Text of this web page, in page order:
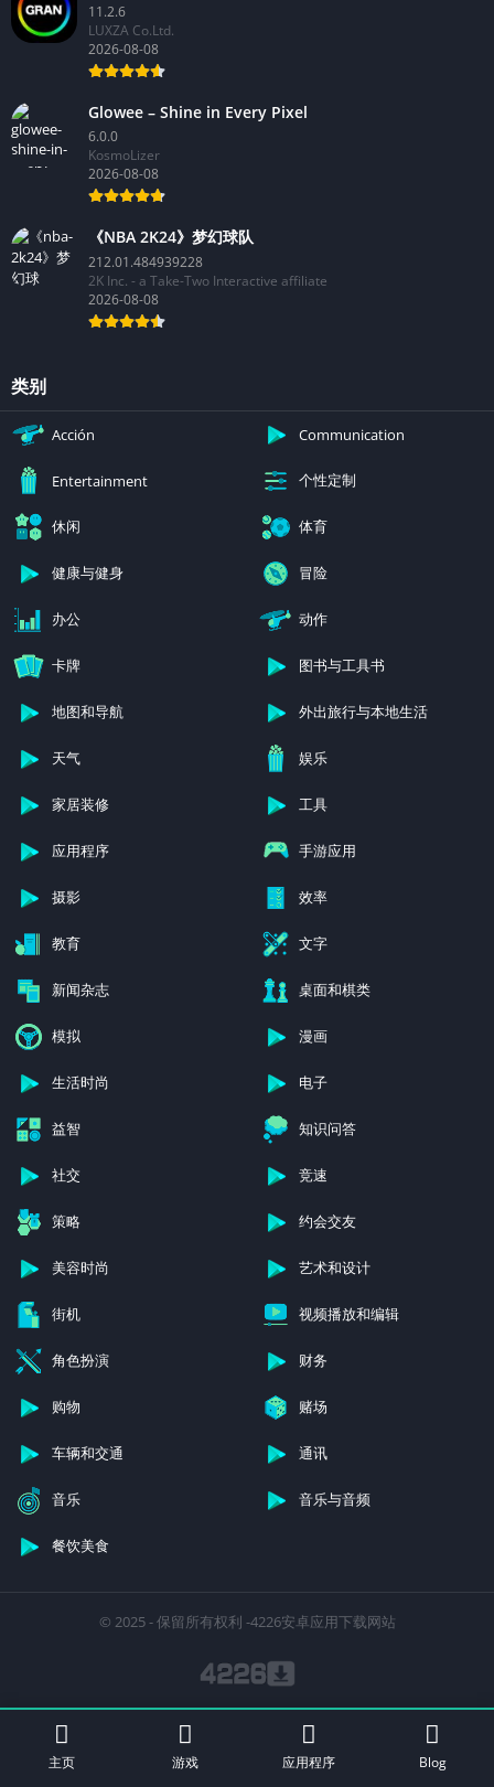
11.2.6
LUXZA Co.Ltd.
2026-08-08
Glowee – Shine in Every Pixel
6.0.0
KosmoLizer
2026-08-08
《NBA 2K24》梦幻球队
212.01.484939228
2K Inc. - a Take-Two Interactive affiliate
2026-08-08
类别
Acción Communication
Entertainment 个性定制
休闲 体育
健康与健身 冒险
办公 动作
卡牌 图书与工具书
地图和导航 外出旅行与本地生活
天气 娱乐
家居装修 工具
应用程序 手游应用
摄影 效率
教育 文字
新闻杂志 桌面和棋类
模拟 漫画
生活时尚 电子
益智 知识问答
社交 竞速
策略 约会交友
美容时尚 艺术和设计
街机 视频播放和编辑
角色扮演 财务
购物 赌场
车辆和交通 通讯
音乐 音乐与音频
餐饮美食
© 2025 - 保留所有权利 -4226安卓应用下载网站
主页 游戏 应用程序 Blog